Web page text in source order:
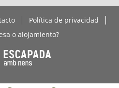
Política de privacidad
o alojamiento?